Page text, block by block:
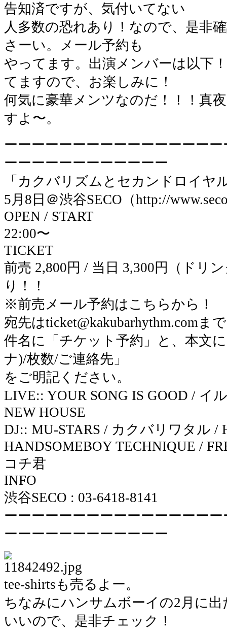
告知済ですが、気付いてない
人多数の恐れあり！なので、是非
さーい。メール予約も
やってます。出演メンバーは以下
てますので、お楽しみに！
何気に豪華メンツなのだ！！！真
すよ〜。
ーーーーーーーーーーーーーーー
ーーーーーーーーーーーー
「カクバリズムとセカンドロイヤ
5月8日＠渋谷SECO（http://
OPEN / START
22:00〜
TICKET
前売 2,800円 / 当日 3,300円（ドリ
り！！
※前売メール予約はこちらから！
宛先はticket@kakubarhythm.comま
件名に「チケット予約」と、本文
ナ)/枚数/ご連絡先」
をご明記ください。
LIVE:: YOUR SONG IS GOOD / イ
NEW HOUSE
DJ:: MU-STARS / カクバリワタル /
HANDSOMEBOY TECHNIQUE /
コチ君
INFO
渋谷SECO : 03-6418-8141
ーーーーーーーーーーーーーーー
ーーーーーーーーーーーー
tee-shirtsも売るよー。
ちなみにハンサムボーイの2月に
いいので、是非チェック！